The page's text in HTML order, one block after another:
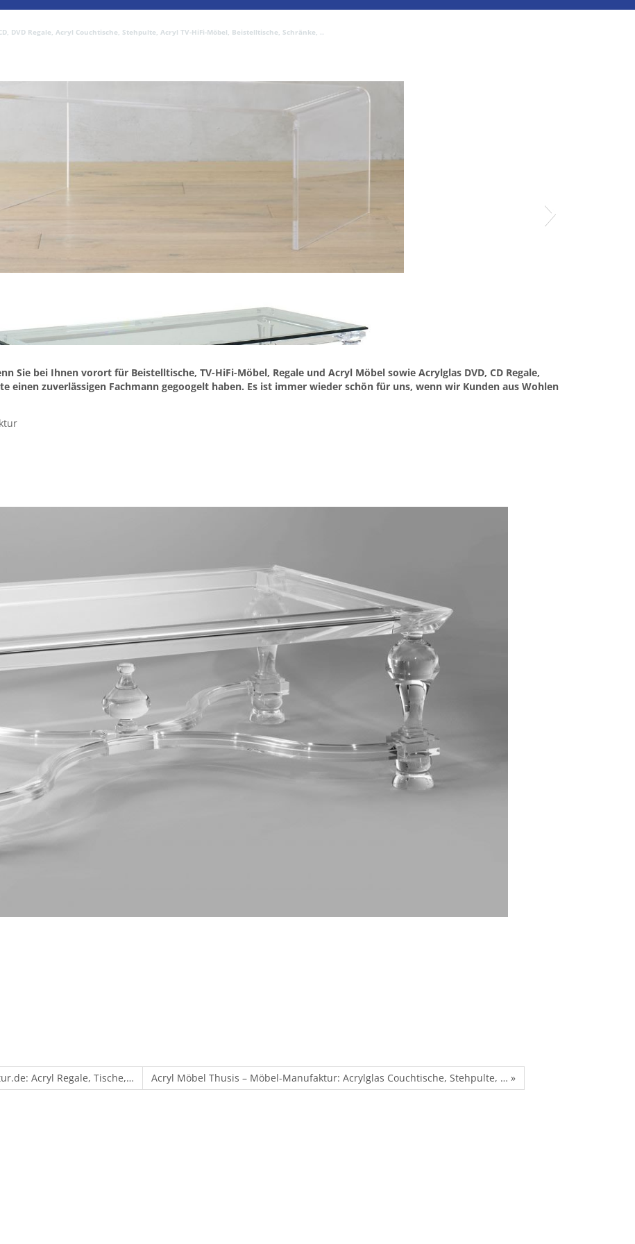
Regale, Acryl Couchtische, Stehpulte, Acryl TV-HiFi-Möbel, Beistelltische, Schränke, ..
Sie bei Ihnen vorort für Beistelltische, TV-HiFi-Möbel, Regale und Acryl Möbel sowie Acrylglas DVD, CD Regale,
einen zuverlässigen Fachmann gegoogelt haben. Es ist immer wieder schön für uns, wenn wir Kunden aus Wohlen
Acryl Regale, Tische,… Acryl Möbel Thusis – Möbel-Manufaktur: Acrylglas Couchtische, Stehpulte, … »